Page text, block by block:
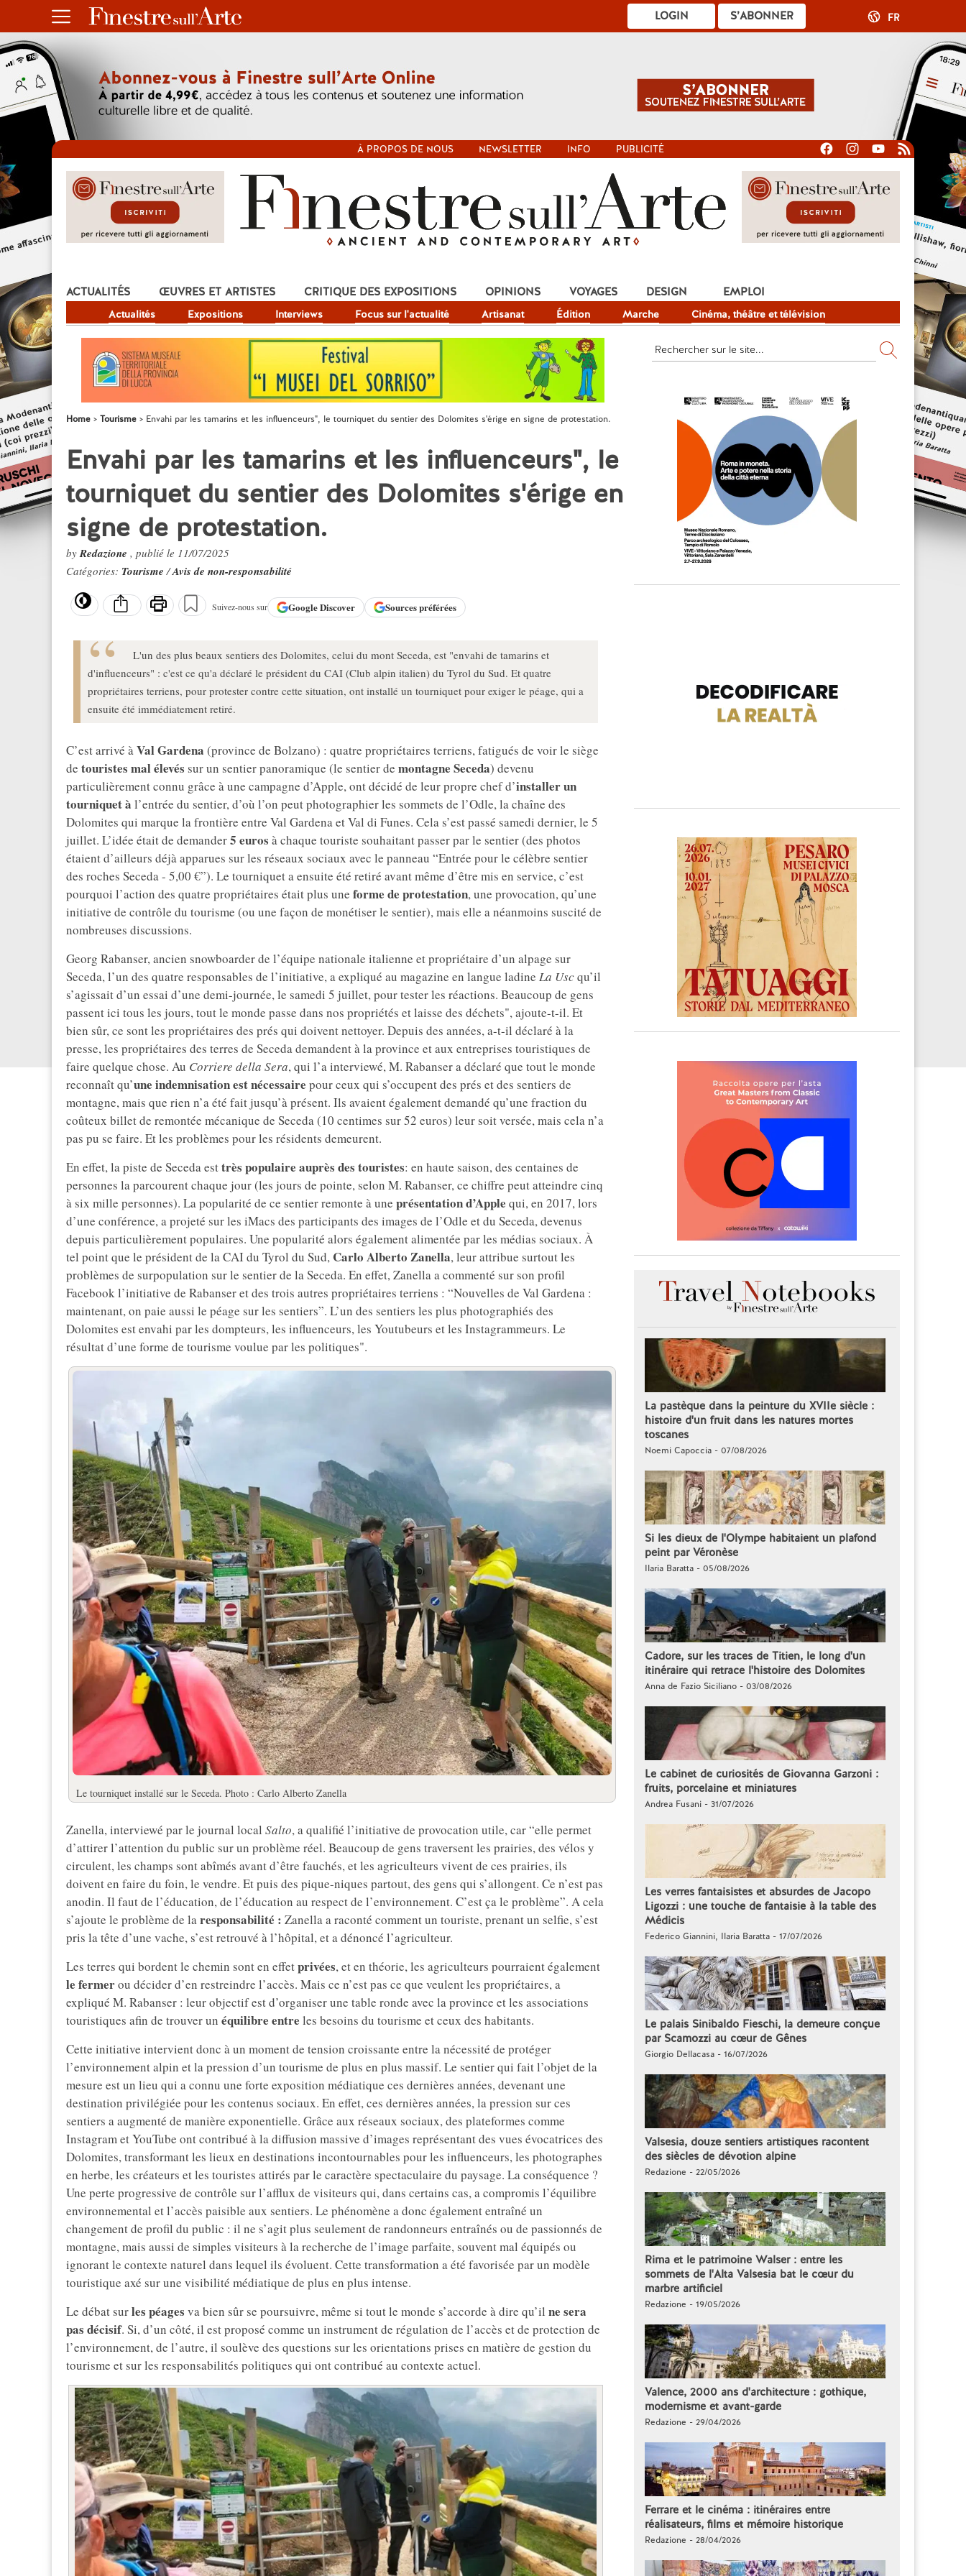
S’ABONNER
LOGIN FR
À PROPOS DE NOUS NEWSLETTER INFO PUBLICITÉ
ACTUALITÉS
Actualités Expositions Interviews Focus sur l'actualité Artisanat Édition Marche Cinéma, théâtre et télévision
ŒUVRES ET ARTISTES CRITIQUE DES EXPOSITIONS OPINIONS VOYAGES DESIGN EMPLOI
Home Tourisme Envahi par les tamarins et les influenceurs", le tourniquet du sentier des Dolomites s'érige en signe de protestation.
Envahi par les tamarins et les influenceurs", le
tourniquet du sentier des Dolomites s'érige en
signe de protestation.
byRedazione , publié le 11/07/2025
Catégories: Tourisme/Avis de non-responsabilité
Suivez-nous sur GoogleDiscover Sources préférées
L'un des plus beaux sentiers des Dolomites, celui du mont Seceda, est "envahi de tamarins et
d'influenceurs" : c'est ce qu'a déclaré le président du CAI (Club alpin italien) du Tyrol du Sud. Et quatre
propriétaires terriens, pour protester contre cette situation, ont installé un tourniquet pour exiger le péage, qui a
ensuite été immédiatement retiré.
C’est arrivé àVal Gardena (province de Bolzano) : quatre propriétaires terriens,fatigués de voir le siège
de touristes mal élevés sur un sentier panoramique (le sentier de montagne Seceda) devenu
particulièrement connu grâce à une campagne d’Apple, ont décidé de leur propre chef d’installer un
tourniquet à l’entrée du sentier, d’où l’on peut photographier les sommets de l’Odle, la chaîne des
Dolomites qui marque la frontière entre Val Gardena et Val di Funes. Cela s’est passé samedi dernier, le 5
juillet. L’idée était de demander5 euros à chaque touriste souhaitant passer par le sentier (des photos
étaient d’ailleurs déjà apparues sur les réseaux sociaux avec le panneau “Entrée pour le célèbre sentier
des roches Seceda - 5,00 €”). Le tourniquet a ensuite été retiré avant même d’être mis en service, c’est
pourquoi l’action des quatre propriétaires était plus une forme de protestation, une provocation, qu’une
initiative de contrôle du tourisme (ou une façon de monétiser le sentier), mais elle a néanmoins suscité de
nombreuses discussions.
Georg Rabanser, ancien snowboarder de l’équipe nationale italienne et propriétaire d’un alpage sur
Seceda, l’un des quatre responsables de l’initiative, a expliqué au magazine en langue ladine La Uscqu’il
s’agissait d’un essai d’une demi-journée, le samedi 5 juillet, pour tester les réactions. Beaucoup de gens
passent ici tous les jours, tout le monde passe dans nos propriétés et laisse des déchets", ajoute-t-il. Et
bien sûr, ce sont les propriétaires des prés qui doivent nettoyer. Depuis des années, a-t-il déclaré à la
presse, les propriétaires des terres de Seceda demandent à la province et aux entreprises touristiques de
faire quelque chose. Au Corriere della Sera, qui l’a interviewé, M. Rabanser a déclaré que tout le monde
reconnaît qu’une indemnisation est nécessaire pour ceux qui s’occupent des prés et des sentiers de
montagne, mais que rien n’a été fait jusqu’à présent. Ils avaient également demandé qu’une fraction du
coûteux billet de remontée mécanique de Seceda (10 centimes sur 52 euros) leur soit versée, mais cela n’a
pas pu se faire. Et les problèmes pour les résidents demeurent.
En effet, la piste de Seceda esttrès populaire auprès des touristes: en haute saison, des centaines de
personnes la parcourent chaque jour (les jours de pointe, selon M. Rabanser, ce chiffre peut atteindre cinq
à six mille personnes). La popularité de ce sentier remonte à une présentation d’Apple qui, en 2017, lors
d’une conférence, a projeté sur les iMacs des participants des images de l’Odle et du Seceda, devenus
depuis particulièrement populaires. Une popularité alors également alimentée par les médias sociaux. À
tel point que le président de la CAI du Tyrol du Sud, Carlo Alberto Zanella, leur attribue surtout les
problèmes de surpopulation sur le sentier de la Seceda. En effet, Zanella a commenté sur son profil
Facebook l’initiative de Rabanser et des trois autres propriétaires terriens : “Nouvelles de Val Gardena :
maintenant, on paie aussi le péage sur les sentiers”. L’un des sentiers les plus photographiés des
Dolomites est envahi par les dompteurs, les influenceurs, les Youtubeurs et les Instagrammeurs. Le
résultat d’une forme de tourisme voulue par les politiques".
Le tourniquet installé sur le Seceda. Photo : Carlo Alberto Zanella
Zanella, interviewé par le journal local Salto, a qualifié l’initiative de provocation utile, car “elle permet
d’attirer l’attention du public sur un problème réel. Beaucoup de gens traversent les prairies, des vélos y
circulent, les champs sont abîmés avant d’être fauchés, et les agriculteurs vivent de ces prairies, ils
doivent en faire du foin, le vendre. Et puis des pique-niques partout, des gens qui s’allongent. Ce n’est pas
anodin. Il faut de l’éducation, de l’éducation au respect de l’environnement. C’est ça le problème”. A cela
s’ajoute le problème de laresponsabilité : Zanella a raconté comment un touriste, prenant un selfie, s’est
pris la tête d’une vache, s’est retrouvé à l’hôpital, et a dénoncé l’agriculteur.
Les terres qui bordent le chemin sont en effetprivées, et en théorie, les agriculteurs pourraient également
le fermerou décider d’en restreindre l’accès. Mais ce n’est pas ce que veulent les propriétaires, a
expliqué M. Rabanser : leur objectif est d’organiser une table ronde avec la province et les associations
touristiques afin de trouver un équilibre entre les besoins du tourisme et ceux des habitants.
Cette initiative intervient donc à un moment de tension croissante entre la nécessité de protéger
l’environnement alpin et la pression d’un tourisme de plus en plus massif. Le sentier qui fait l’objet de la
mesure est un lieu qui a connu une forte exposition médiatique ces dernières années, devenant une
destination privilégiée pour les contenus sociaux. En effet, ces dernières années, la pression sur ces
sentiers a augmenté de manière exponentielle. Grâce aux réseaux sociaux, des plateformes comme
Instagram et YouTube ont contribué à la diffusion massive d’images représentant des vues évocatrices des
Dolomites, transformant les lieux en destinations incontournables pour les influenceurs, les photographes
en herbe, les créateurs et les touristes attirés par le caractère spectaculaire du paysage. La conséquence ?
Une perte progressive de contrôle sur l’afflux de visiteurs qui, dans certains cas, a compromis l’équilibre
environnemental et l’accès paisible aux sentiers. Le phénomène a donc également entraîné un
changement de profil du public : il ne s’agit plus seulement de randonneurs entraînés ou de passionnés de
montagne, mais aussi de simples visiteurs à la recherche de l’image parfaite, souvent mal équipés ou
ignorant le contexte naturel dans lequel ils évoluent. Cette transformation a été favorisée par un modèle
touristique axé sur une visibilité médiatique de plus en plus intense.
Le débat surles péages va bien sûr se poursuivre, même si tout le monde s’accorde à dire qu’il ne sera
pas décisif. Si, d’un côté, il est proposé comme un instrument de régulation de l’accès et de protection de
l’environnement, de l’autre, il soulève des questions sur les orientations prises en matière de gestion du
tourisme et sur les responsabilités politiques qui ont contribué au contexte actuel.
La pastèque dans la peinture du XVIIe siècle :
histoire d'un fruit dans les natures mortes
toscanes
Noemi Capoccia - 07/08/2026
Si les dieux de l'Olympe habitaient un plafond
peint par Véronèse
Ilaria Baratta - 05/08/2026
Cadore, sur les traces de Titien, le long d'un
itinéraire qui retrace l'histoire des Dolomites
Anna de Fazio Siciliano - 03/08/2026
Le cabinet de curiosités de Giovanna Garzoni :
fruits, porcelaine et miniatures
Andrea Fusani - 31/07/2026
Les verres fantaisistes et absurdes de Jacopo
Ligozzi : une touche de fantaisie à la table des
Médicis
Federico Giannini, Ilaria Baratta - 17/07/2026
Le palais Sinibaldo Fieschi, la demeure conçue
par Scamozzi au cœur de Gênes
Giorgio Dellacasa - 16/07/2026
Valsesia, douze sentiers artistiques racontent
des siècles de dévotion alpine
Redazione - 22/05/2026
Rima et le patrimoine Walser : entre les
sommets de l'Alta Valsesia bat le cœur du
marbre artificiel
Redazione - 19/05/2026
Valence, 2000 ans d'architecture : gothique,
modernisme et avant-garde
Redazione - 29/04/2026
Ferrare et le cinéma : itinéraires entre
réalisateurs, films et mémoire historique
Redazione - 28/04/2026